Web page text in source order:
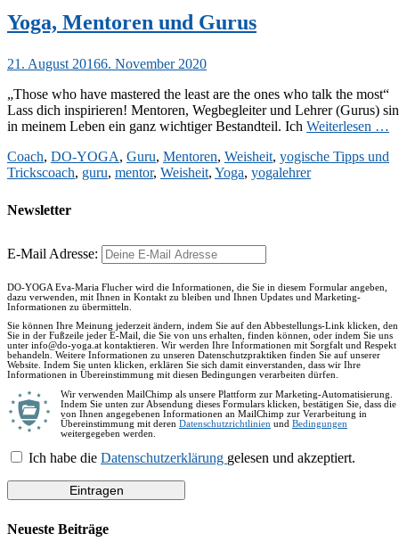
Yoga, Mentoren und Gurus
Veröffentlicht
21. August 20166. November 2020
„Those who have mastered the least are the ones who talk the most“
Lass dich inspirieren! Mentoren, Wegbegleiter und Lehrer (Gurus)
in meinem Leben ein ganz wichtiger Bestandteil. Ich Weiterlesen …
Kategorien
Coach, DO-YOGA, Guru, Mentoren, Weisheit, yogische Tipps und
TricksSchlagworte
coach, guru, mentor, Weisheit, Yoga, yogalehrer
Newsletter
E-Mail Adresse:
DO-YOGA Eva-Maria Flucher wird die Informationen, die Sie in diesem Formular angeben,
dazu verwenden, mit Ihnen in Kontakt zu bleiben und Ihnen Updates und Marketing-
Informationen zu übermitteln.
Sie können Ihre Meinung jederzeit ändern, indem Sie auf den Abbestellungs-Link klicken, den
Sie in der Fußzeile jeder E-Mail, die Sie von uns erhalten, finden können, oder indem Sie uns
unter info@do-yoga.at kontaktieren. Wir werden Ihre Informationen mit Sorgfalt und Respekt
behandeln. Weitere Informationen zu unseren Datenschutzpraktiken finden Sie auf unserer
Website. Indem Sie unten klicken, erklären Sie sich damit einverstanden, dass wir Ihre
Informationen in Übereinstimmung mit diesen Bedingungen verarbeiten dürfen.
Wir verwenden MailChimp als unsere Plattform zur Marketing-Automatisierung.
Indem Sie unten zur Absendung dieses Formulars klicken, bestätigen Sie, dass die
von Ihnen angegebenen Informationen an MailChimp zur Verarbeitung in
Übereinstimmung mit deren Datenschutzrichtlinien und Bedingungen
weitergegeben werden.
Ich habe die Datenschutzerklärung gelesen und akzeptiert.
Neueste Beiträge